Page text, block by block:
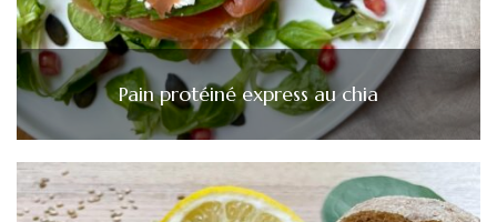
Pain protéiné express au chia